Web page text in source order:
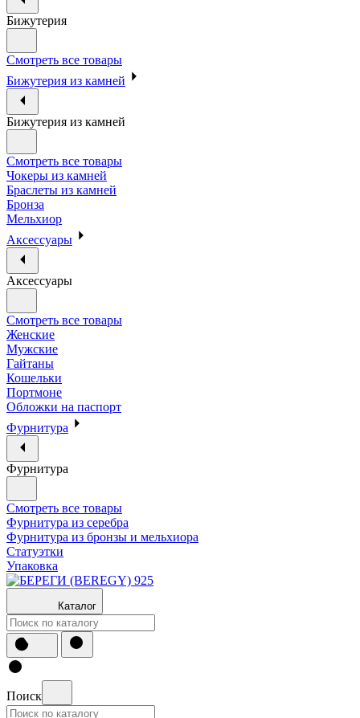
Бижутерия
Смотреть все товары
Бижутерия из камней
Бижутерия из камней
Смотреть все товары
Чокеры из камней
Браслеты из камней
Бронза
Мельхиор
Аксессуары
Аксессуары
Смотреть все товары
Женские
Мужские
Гайтаны
Кошельки
Портмоне
Обложки на паспорт
Фурнитура
Фурнитура
Смотреть все товары
Фурнитура из серебра
Фурнитура из бронзы и мельхиора
Статуэтки
Упаковка
Каталог
Поиск